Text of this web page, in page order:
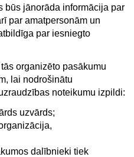
būs jānorāda informācija par
par amatpersonām un
par iesniegto
organizēto pasākumu
lai nodrošinātu
noteikumu izpildi:
uzvārds;
dalībnieki tiek